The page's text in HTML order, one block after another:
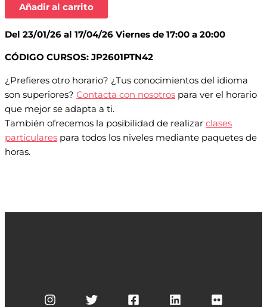
Añadir al carrito
Del 23/01/26 al 17/04/26 Viernes de 17:00 a 20:00
CÓDIGO CURSOS: JP2601PTN42
¿Prefieres otro horario? ¿Tus conocimientos del idioma
son superiores? Contacta con nosotros para ver el horario
que mejor se adapta a ti.
También ofrecemos la posibilidad de realizar clases
particulares para todos los niveles mediante paquetes de
horas.